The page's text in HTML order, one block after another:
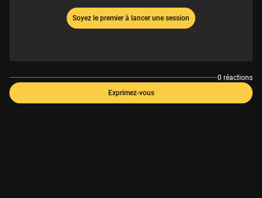
Soyez le premier à lancer une session
0 réactions
Exprimez-vous